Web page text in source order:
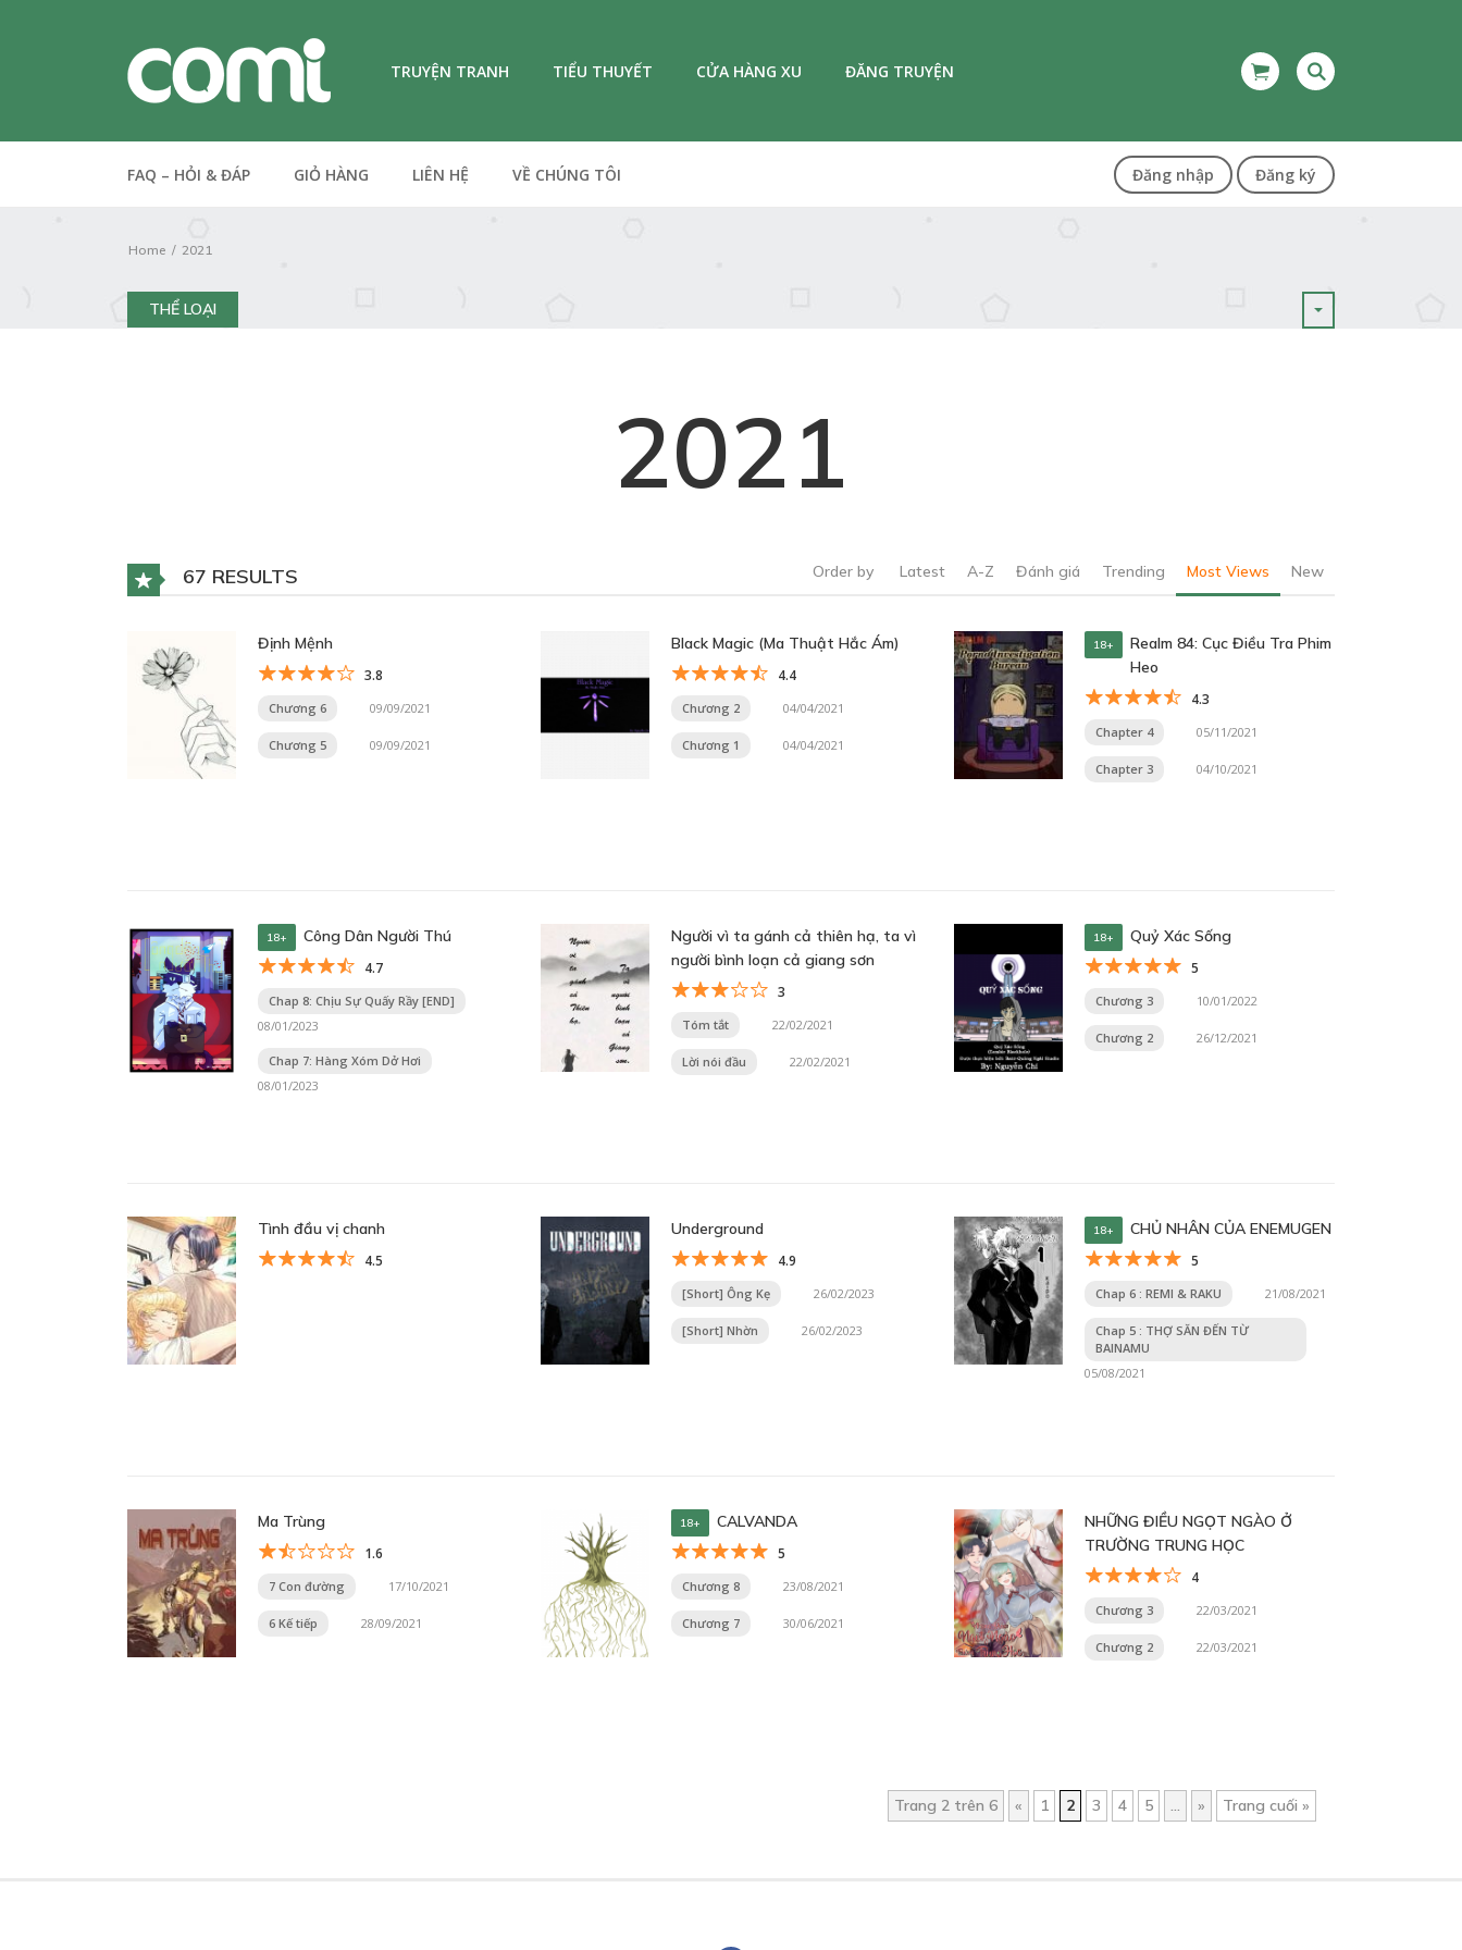
TRUYỆN TRANH TIỂU THUYẾT CỬA HÀNG XU ĐĂNG TRUYỆN
FAQ – HỎI & ĐÁP GIỎ HÀNG LIÊN HỆ VỀ CHÚNG TÔI Đăng nhập Đăng ký
Home 2021
THỂ LOẠI
2021
67 RESULTS Order by Latest A-Z Đánh giá Trending Most Views New
Định Mệnh
3.8
Chương 6 09/09/2021
Chương 5 09/09/2021
Black Magic (Ma Thuật Hắc Ám)
4.4
Chương 2 04/04/2021
Chương 1 04/04/2021
18+
Realm 84: Cục Điều Tra Phim
Heo
4.3
Chapter 4 05/11/2021
Chapter 3 04/10/2021
18+ Công Dân Người Thú
4.7
Chap 8: Chịu Sự Quấy Rầy [END]
08/01/2023
Chap 7: Hàng Xóm Dở Hơi
08/01/2023
Người vì ta gánh cả thiên hạ, ta vì
người bình loạn cả giang sơn
3
Tóm tắt 22/02/2021
Lời nói đầu 22/02/2021
18+ Quỷ Xác Sống
5
Chương 3 10/01/2022
Chương 2 26/12/2021
Tình đầu vị chanh
4.5
Underground
4.9
[Short] Ông Kẹ 26/02/2023
[Short] Nhờn 26/02/2023
18+ CHỦ NHÂN CỦA ENEMUGEN
5
Chap 6 : REMI & RAKU 21/08/2021
Chap 5 : THỢ SĂN ĐẾN TỪ
BAINAMU
05/08/2021
Ma Trùng
1.6
7 Con đường 17/10/2021
6 Kế tiếp 28/09/2021
18+ CALVANDA
5
Chương 8 23/08/2021
Chương 7 30/06/2021
NHỮNG ĐIỀU NGỌT NGÀO Ở
TRƯỜNG TRUNG HỌC
4
Chương 3 22/03/2021
Chương 2 22/03/2021
Trang 2 trên 6 « 1 2 3 4 5 » Trang cuối »